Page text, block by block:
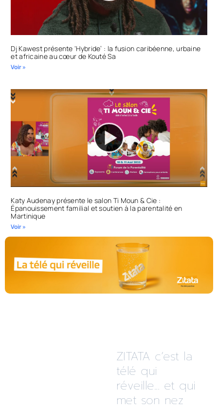
Dj Kawest présente ‘Hybride’ : la fusion caribéenne, urbaine
et africaine au cœur de Kouté Sa
Voir »
Katy Audenay présente le salon Ti Moun & Cie :
Épanouissement familial et soutien à la parentalité en
Martinique
Voir »
ZITATA c’est la
télé qui
réveille... et qui
met son nez